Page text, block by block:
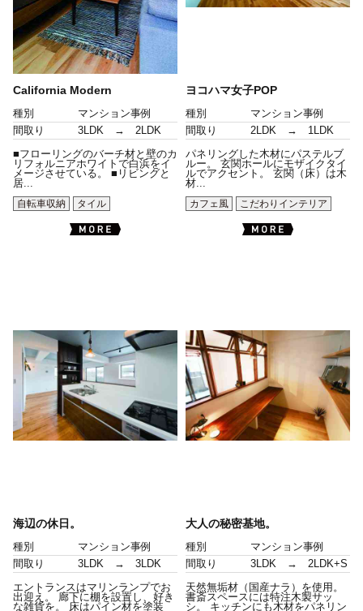
California Modern
種別
マンション事例
間取り
3LDK → 2LDK
■フローリングのバーチ材と壁のカ
リフォルニアホワイトで白浜をイ
メージさせている。 ■リビングと
居...
自転車収納
タイル
ヨコハマ女子POP
種別
マンション事例
間取り
2LDK → 1LDK
パネリングした木材にパステルブ
ルー。 玄関ホールにモザイクタイ
ルでアクセント。 玄関（床）は木
材...
カフェ風
こだわりインテリア
海辺の休日。
種別
マンション事例
間取り
3LDK → 3LDK
エントランスはマリンランプでお
出迎え。 廊下に棚を設置し、好き
な雑貨を。 床はパイン材を塗装
大人の秘密基地。
種別
マンション事例
間取り
3LDK → 2LDK+S
天然無垢材（国産ナラ）を使用。
書斎スペースには特注木製サッ
シ。 キッチンにも木材をパネリン